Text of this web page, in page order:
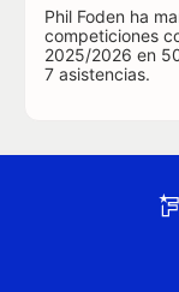
Phil Foden ha
competiciones
2025/2026 en
7 asistencias.